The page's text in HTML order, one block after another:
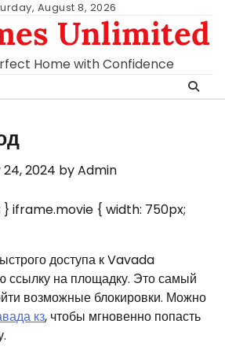
August 8, 2026
Unlimited
Home with Confidence
2024 byAdmin
iframe.movie { width: 750px;
доступа к Vavada
ссылку на площадку. Это самый
возможные блокировки. Можно
кз, чтобы мгновенно попасть